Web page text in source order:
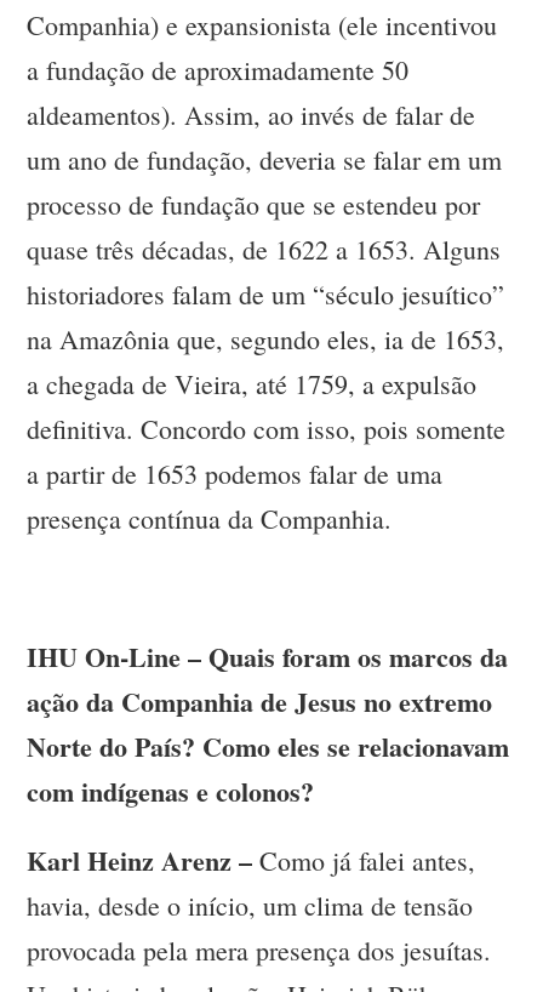
Companhia) e expansionista (ele incentivou
a fundação de aproximadamente 50
aldeamentos). Assim, ao invés de falar de
um ano de fundação, deveria se falar em um
processo de fundação que se estendeu por
quase três décadas, de 1622 a 1653. Alguns
historiadores falam de um “século jesuítico”
na Amazônia que, segundo eles, ia de 1653,
a chegada de Vieira, até 1759, a expulsão
definitiva. Concordo com isso, pois somente
a partir de 1653 podemos falar de uma
presença contínua da Companhia.
IHU On-Line – Quais foram os marcos da
ação da Companhia de Jesus no extremo
Norte do País? Como eles se relacionavam
com indígenas e colonos?
Karl Heinz Arenz – Como já falei antes,
havia, desde o início, um clima de tensão
provocada pela mera presença dos jesuítas.